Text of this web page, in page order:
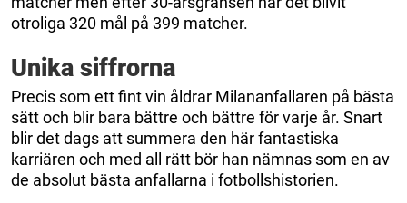
otroliga 320 mål på 399 matcher.
Unika siffrorna
Precis som ett fint vin åldrar Milananfallaren på bästa
sätt och blir bara bättre och bättre för varje år. Snart
blir det dags att summera den här fantastiska
karriären och med all rätt bör han nämnas som en av
de absolut bästa anfallarna i fotbollshistorien.